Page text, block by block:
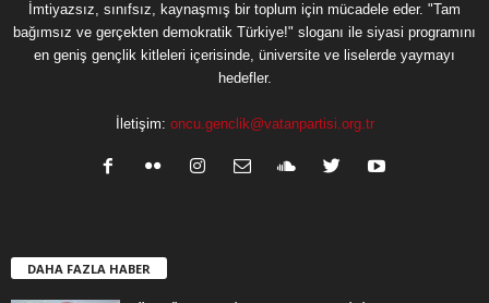
İmtiyazsız, sınıfsız, kaynaşmış bir toplum için mücadele eder. "Tam
bağımsız ve gerçekten demokratik Türkiye!" sloganı ile siyasi programını
en geniş gençlik kitleleri içerisinde, üniversite ve liselerde yaymayı
hedefler.
İletişim: oncu.genclik@vatanpartisi.org.tr
DAHA FAZLA HABER